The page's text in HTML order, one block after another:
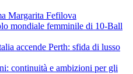
Margarita Fefilova
mondiale femminile di 10-Ball
accende Perth: sfida di lusso
continuità e ambizioni per gli